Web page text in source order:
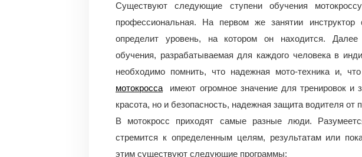
Существуют следующие ступени обучения
профессиональная. На первом же занятии
определит уровень, на котором он находится.
обучения, разрабатываемая для каждого человека в
необходимо помнить, что надежная мото-техника и,
мотокросса имеют огромное значение для тренировок и
красота, но и безопасность, надежная защита водителя от
В мотокросс приходят самые разные люди.
стремится к определенным целям, результатам или
этим существуют следующие программы: